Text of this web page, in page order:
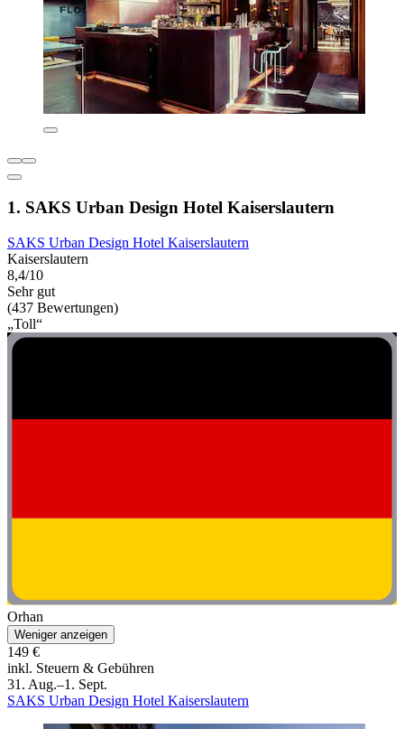
1. SAKS Urban Design Hotel Kaiserslautern
SAKS Urban Design Hotel Kaiserslautern
Kaiserslautern
8,4/10
Sehr gut
(437 Bewertungen)
„Toll“
Orhan
Weniger anzeigen
149 €
inkl. Steuern & Gebühren
31. Aug.–1. Sept.
SAKS Urban Design Hotel Kaiserslautern